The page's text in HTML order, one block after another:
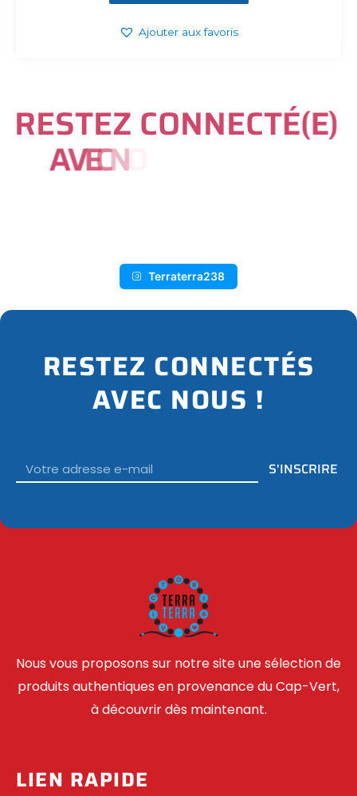
Ajouter aux favoris
RESTEZ CONNECTÉ(E)
AVEC
Terraterra238
RESTEZ CONNECTÉS
AVEC NOUS !
S'INSCRIRE
Nous vous proposons sur notre site une sélection de
produits authentiques en provenance du Cap-Vert,
à découvrir dès maintenant.
LIEN RAPIDE